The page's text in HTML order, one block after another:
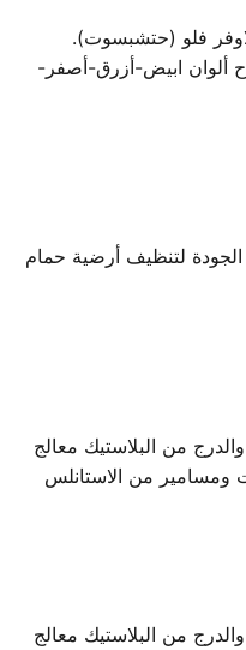
فلو (حتشبسوت).
22 مم. متاح ألوان ابيض-أزرق-أصفر-
لتنظيف أرضية حمام
من البلاستيك معالج
ومسامير من الاستانلس
من البلاستيك معالج